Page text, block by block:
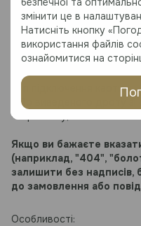
змінити це в
Натисніть кнопку
використання файлів
ознайомитися на
Матеріал:
Високоякісний
Тип підключення карти:
- До виведеного дроту зі
- У розетку;
Якщо ви бажаєте
(наприклад, "404",
залишити без надписів,
до замовлення або
Особливості: